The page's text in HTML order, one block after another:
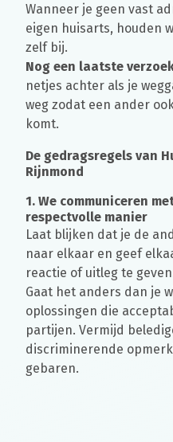
Wanneer je geen vast
eigen huisarts, houden
zelf bij.
Nog een laatste
netjes achter als je
weg zodat een ander
komt.
De gedragsregels van
Rijnmond
1. We communiceren
respectvolle manier
Laat blijken dat je de
naar elkaar en geef
reactie of uitleg te
Gaat het anders dan je
oplossingen die
partijen. Vermijd
discriminerende
gebaren.